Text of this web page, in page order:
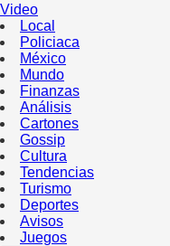
Video
Local
Policiaca
México
Mundo
Finanzas
Análisis
Cartones
Gossip
Cultura
Tendencias
Turismo
Deportes
Avisos
Juegos